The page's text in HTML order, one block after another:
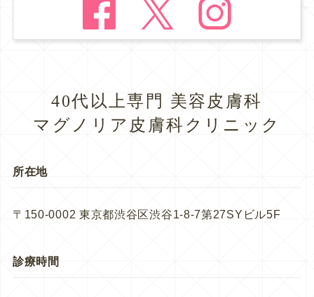
40代以上専門 美容皮膚科
マグノリア皮膚科クリニック
所在地
〒150-0002 東京都渋谷区渋谷1-8-7第27SYビル5F
診療時間